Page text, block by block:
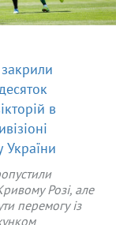
в
України
Розі, але
перемогу із